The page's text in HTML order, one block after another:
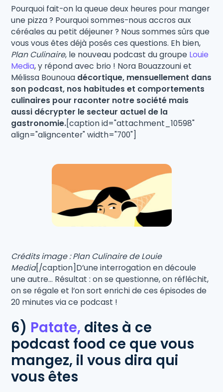
Pourquoi fait-on la queue deux heures pour manger
une pizza ? Pourquoi sommes-nous accros aux
céréales au petit déjeuner ? Nous sommes sûrs que
vous vous êtes déjà posés ces questions. Eh bien,
Plan Culinaire, le nouveau podcast du groupe Louie
Media, y répond avec brio ! Nora Bouazzouni et
Mélissa Bounoua décortique, mensuellement dans
son podcast, nos habitudes et comportements
culinaires pour raconter notre société mais
aussi décrypter le secteur actuel de la
gastronomie.[caption id="attachment_10598"
align="aligncenter" width="700"]
Crédits image : Plan Culinaire de Louie
Media[/caption]D’une interrogation en découle
une autre... Résultat : on se questionne, on réfléchit,
on se régale et l’on sort enrichi de ces épisodes de
20 minutes via ce podcast !
6) Patate, dites à ce
podcast food ce que vous
mangez, il vous dira qui
vous êtes